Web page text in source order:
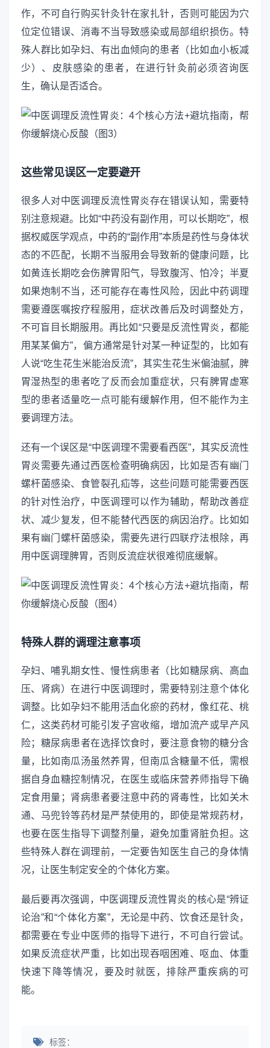
作，不可自行购买针灸针在家扎针，否则可能因为穴
位定位错误、消毒不当导致感染或局部组织损伤。特
殊人群比如孕妇、有出血倾向的患者（比如血小板减
少）、皮肤感染的患者，在进行针灸前必须咨询医
生，确认是否适合。
这些常见误区一定要避开
很多人对中医调理反流性胃炎存在错误认知，需要特
别注意规避。比如“中药没有副作用，可以长期吃”，根
据权威医学观点，中药的“副作用”本质是药性与身体状
态的不匹配，长期不当服用会导致新的健康问题，比
如黄连长期吃会伤脾胃阳气，导致腹泻、怕冷；半夏
如果炮制不当，还可能存在毒性风险，因此中药调理
需要遵医嘱按疗程服用，症状改善后及时调整处方，
不可盲目长期服用。再比如“只要是反流性胃炎，都能
用某某偏方”，偏方通常是针对某一种证型的，比如有
人说“吃生花生米能治反流”，其实生花生米偏油腻，脾
胃湿热型的患者吃了反而会加重症状，只有脾胃虚寒
型的患者适量吃一点可能有缓解作用，但不能作为主
要调理方法。
还有一个误区是“中医调理不需要看西医”，其实反流性
胃炎需要先通过西医检查明确病因，比如是否有幽门
螺杆菌感染、食管裂孔疝等，这些问题可能需要西医
的针对性治疗，中医调理可以作为辅助，帮助改善症
状、减少复发，但不能替代西医的病因治疗。比如如
果有幽门螺杆菌感染，需要先进行四联疗法根除，再
用中医调理脾胃，否则反流症状很难彻底缓解。
特殊人群的调理注意事项
孕妇、哺乳期女性、慢性病患者（比如糖尿病、高血
压、肾病）在进行中医调理时，需要特别注意个体化
调整。比如孕妇不能用活血化瘀的药材，像红花、桃
仁，这类药材可能引发子宫收缩，增加流产或早产风
险；糖尿病患者在选择饮食时，要注意食物的糖分含
量，比如南瓜汤虽然养胃，但南瓜含糖量不低，需根
据自身血糖控制情况，在医生或临床营养师指导下确
定食用量；肾病患者要注意中药的肾毒性，比如关木
通、马兜铃等药材是严禁使用的，即使是常规药材，
也要在医生指导下调整剂量，避免加重肾脏负担。这
些特殊人群在调理前，一定要告知医生自己的身体情
况，让医生制定安全的个体化方案。
最后要再次强调，中医调理反流性胃炎的核心是“辨证
论治”和“个体化方案”，无论是中药、饮食还是针灸，
都需要在专业中医师的指导下进行，不可自行尝试。
如果反流症状严重，比如出现吞咽困难、呕血、体重
快速下降等情况，要及时就医，排除严重疾病的可
能。
标签：